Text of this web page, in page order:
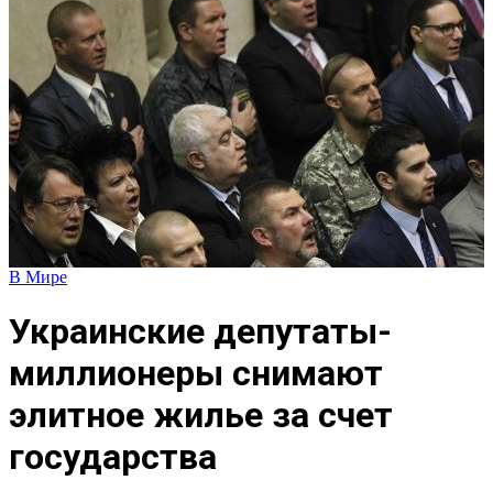
В Мире
Украинские депутаты-
миллионеры снимают
элитное жилье за счет
государства